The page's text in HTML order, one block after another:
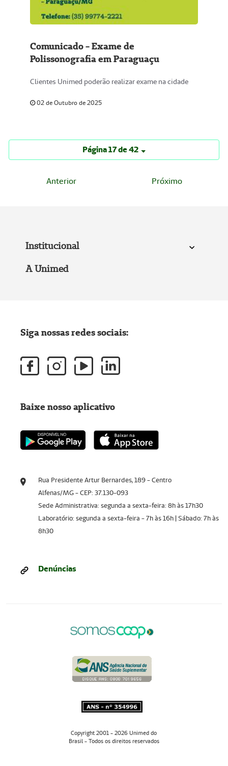
Comunicado - Exame de
Polissonografia em Paraguaçu
Clientes Unimed poderão realizar exame na cidade
02 de Outubro de 2025
Página 17 de 42
Anterior Próximo
Institucional
A Unimed
Rua Presidente Artur Bernardes, 189 - Centro
Alfenas/MG - CEP: 37.130-093
Sede Administrativa: segunda a sexta-feira: 8h às 17h30
Laboratório: segunda a sexta-feira - 7h às 16h | Sábado: 7h às
8h30
Denúncias
Siga nossas redes sociais:
Baixe nosso aplicativo
Copyright 2001 - 2026 Unimed do
Brasil - Todos os direitos reservados